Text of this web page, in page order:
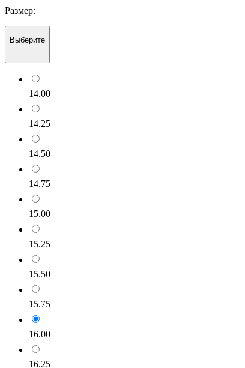
Размер:
Выберите
14.00
14.25
14.50
14.75
15.00
15.25
15.50
15.75
16.00
16.25